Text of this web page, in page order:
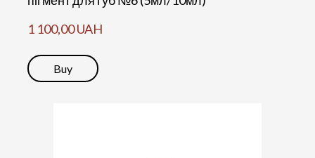
1 100,00 UAH
Buy